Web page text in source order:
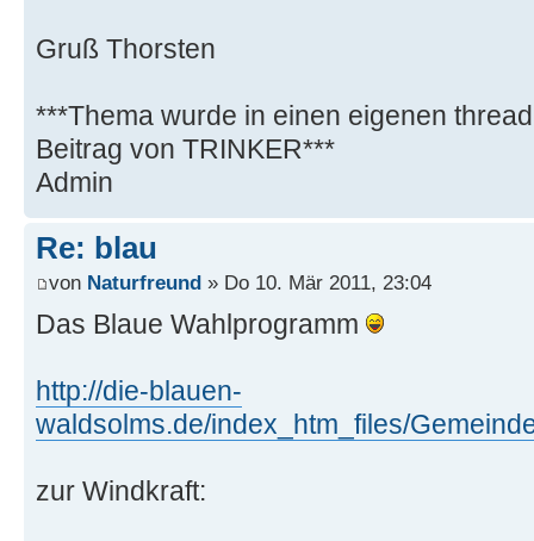
Gruß Thorsten
***Thema wurde in einen eigenen
Beitrag von TRINKER***
Admin
Re: blau
von Naturfreund » Do 10. Mär 2011, 23:04
Das Blaue Wahlprogramm
http://die-blauen-
waldsolms.de/index_htm_files/
zur Windkraft: